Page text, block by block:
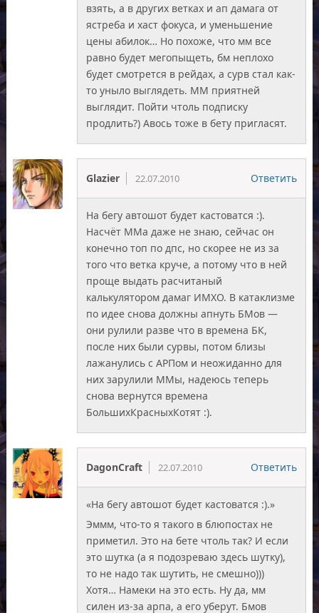
взять, а в других ветках и ап дамага от
ястреба и хаст фокуса, и уменьшение
цены абилок… Но похоже, что мм все
равно будет мегопыщеть, бм неплохо
будет смотрется в рейдах, а сурв стал как-
то уныло выглядеть. ММ приятней
выглядит. Пойти чтоль подписку
продлить?) Авось тоже в бету пригласят.
Glazier 22.07.2010 Ответить
На бегу автошот будет кастоватся :).
Насчёт ММа даже не знаю, сейчас он
конечно топ по дпс, но скорее не из за
того что ветка круче, а потому что в ней
проще выдать расчитаный
калькулятором дамаг ИМХО. В катаклизме
по идее снова должны апнуть БМов —
они рулили разве что в времена БК,
после них были сурвы, потом близы
лажанулись с АРПом и неожиданно для
них зарулили ММы, надеюсь теперь
снова вернутся времена
БольшихКрасныхКотят :).
DagonCraft 22.07.2010 Ответить
«На бегу автошот будет кастоватся :).»
Эммм, что-то я такого в блюпостах не
приметил. Это на бете чтоль так? И если
это шутка (а я подозреваю здесь шутку),
то не надо так шутить, не смешно)))
Хотя… Намеки на это есть. Ну да, мм
силен из-за арпа, а его уберут. Бмов